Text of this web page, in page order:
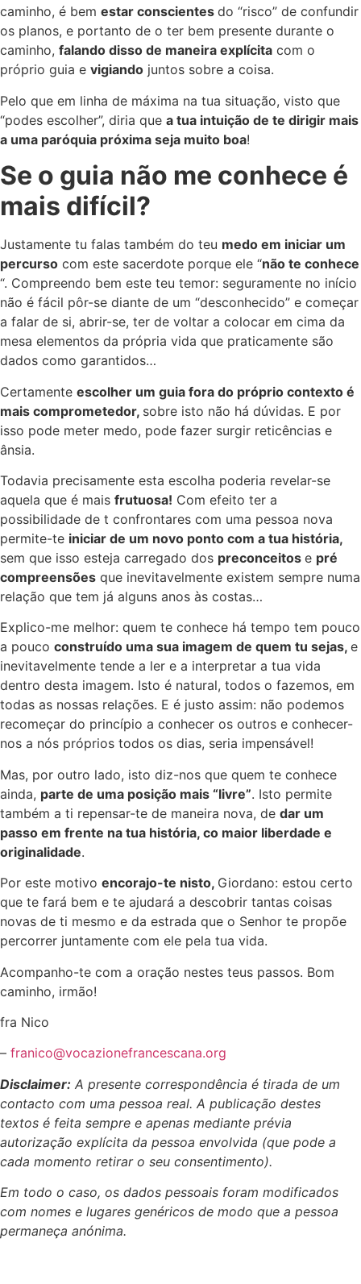
caminho, é bem estar conscientes do “risco” de confundir
os planos, e portanto de o ter bem presente durante o
caminho, falando disso de maneira explícita com o
próprio guia e vigiando juntos sobre a coisa.
Pelo que em linha de máxima na tua situação, visto que
“podes escolher”, diria que a tua intuição de te dirigir mais
a uma paróquia próxima seja muito boa!
Se o guia não me conhece é
mais difícil?
Justamente tu falas também do teu medo em iniciar um
percurso com este sacerdote porque ele “não te conhece
“. Compreendo bem este teu temor: seguramente no início
não é fácil pôr-se diante de um “desconhecido” e começar
a falar de si, abrir-se, ter de voltar a colocar em cima da
mesa elementos da própria vida que praticamente são
dados como garantidos…
Certamente escolher um guia fora do próprio contexto é
mais comprometedor, sobre isto não há dúvidas. E por
isso pode meter medo, pode fazer surgir reticências e
ânsia.
Todavia precisamente esta escolha poderia revelar-se
aquela que é mais frutuosa! Com efeito ter a
possibilidade de t confrontares com uma pessoa nova
permite-te iniciar de um novo ponto com a tua história,
sem que isso esteja carregado dos preconceitos e pré
compreensões que inevitavelmente existem sempre numa
relação que tem já alguns anos às costas…
Explico-me melhor: quem te conhece há tempo tem pouco
a pouco construído uma sua imagem de quem tu sejas, e
inevitavelmente tende a ler e a interpretar a tua vida
dentro desta imagem. Isto é natural, todos o fazemos, em
todas as nossas relações. E é justo assim: não podemos
recomeçar do princípio a conhecer os outros e conhecer-
nos a nós próprios todos os dias, seria impensável!
Mas, por outro lado, isto diz-nos que quem te conhece
ainda, parte de uma posição mais “livre”. Isto permite
também a ti repensar-te de maneira nova, de dar um
passo em frente na tua história, co maior liberdade e
originalidade.
Por este motivo encorajo-te nisto, Giordano: estou certo
que te fará bem e te ajudará a descobrir tantas coisas
novas de ti mesmo e da estrada que o Senhor te propõe
percorrer juntamente com ele pela tua vida.
Acompanho-te com a oração nestes teus passos. Bom
caminho, irmão!
fra Nico
– franico@vocazionefrancescana.org
Disclaimer: A presente correspondência é tirada de um
contacto com uma pessoa real. A publicação destes
textos é feita sempre e apenas mediante prévia
autorização explícita da pessoa envolvida (que pode a
cada momento retirar o seu consentimento).
Em todo o caso, os dados pessoais foram modificados
com nomes e lugares genéricos de modo que a pessoa
permaneça anónima.